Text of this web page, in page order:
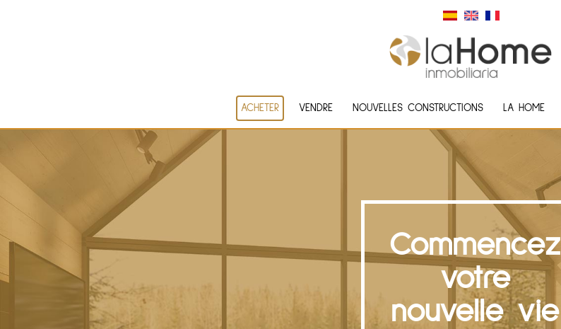
ACHETER VENDRE NOUVELLES CONSTRUCTIONS LA HOME
Commencez
votre
nouvelle vie